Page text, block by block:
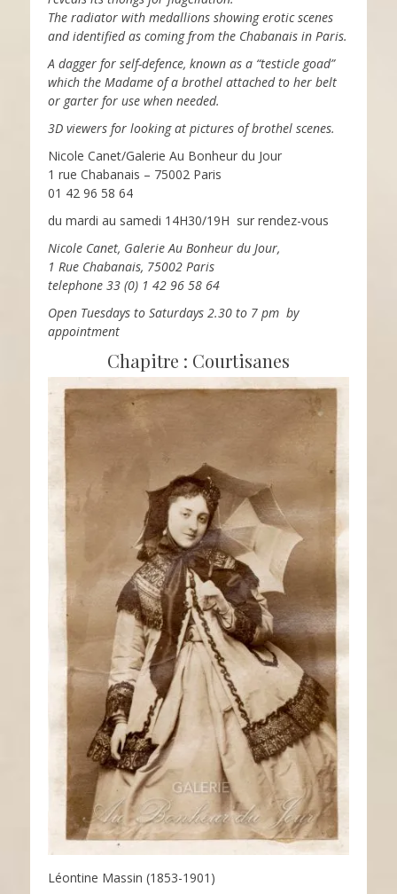
The radiator with medallions showing erotic scenes
and identified as coming from the Chabanais in Paris.
A dagger for self-defence, known as a “testicle goad”
which the Madame of a brothel attached to her belt
or garter for use when needed.
3D viewers for looking at pictures of brothel scenes.
Nicole Canet/Galerie Au Bonheur du Jour
1 rue Chabanais – 75002 Paris
01 42 96 58 64
du mardi au samedi 14H30/19H sur rendez-vous
Nicole Canet, Galerie Au Bonheur du Jour,
1 Rue Chabanais, 75002 Paris
telephone 33 (0) 1 42 96 58 64
Open Tuesdays to Saturdays 2.30 to 7 pm by
appointment
Chapitre : Courtisanes
Léontine Massin (1853-1901)